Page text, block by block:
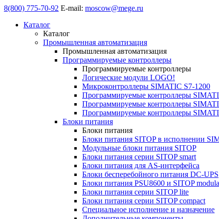
8(800) 775-70-92 E-mail: moscow@mege.ru
Каталог
Каталог
Промышленная автоматизация
Промышленная автоматизация
Программируемые контроллеры
Программируемые контроллеры
Логические модули LOGO!
Микроконтроллеры SIMATIC S7-1200
Программируемые контроллеры
Программируемые контроллеры
Программируемые контроллеры
Блоки питания
Блоки питания
Блоки питания SITOP в исполнении
Модульные блоки питания SITOP
Блоки питания серии SITOP smart
Блоки питания для AS-интерфейса
Блоки бесперебойного питания DC-UPS
Блоки питания PSU8600 и SITOP
Блоки питания серии SITOP lite
Блоки питания серии SITOP compact
Специальное исполнение и назначение